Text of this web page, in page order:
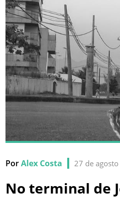
PorAlex Costa 27 de
No terminal de